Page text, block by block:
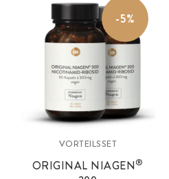
-5%
VORTEILSSET
ORIGINAL NIAGEN®